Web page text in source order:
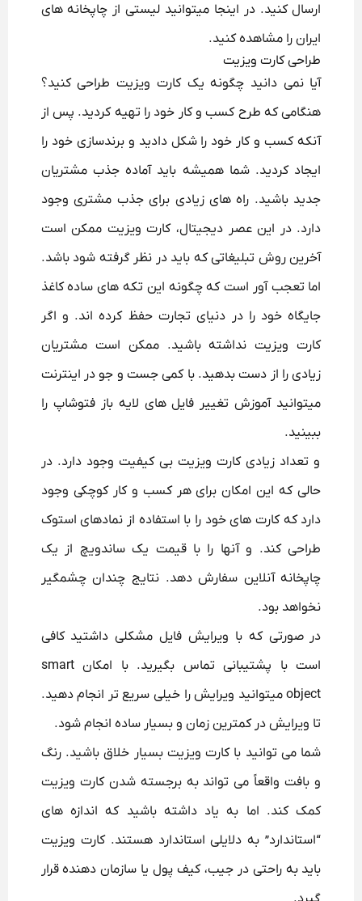
ارسال کنید. در اینجا میتوانید لیستی از چاپخانه های
ایران را مشاهده کنید.
طراحی کارت ویزیت
آیا نمی دانید چگونه یک کارت ویزیت طراحی کنید؟
هنگامی که طرح کسب و کار خود را تهیه کردید. پس از
آنکه کسب و کار خود را شکل دادید و برندسازی خود را
ایجاد کردید. شما همیشه باید آماده جذب مشتریان
جدید باشید. راه های زیادی برای جذب مشتری وجود
دارد. در این عصر دیجیتال، کارت ویزیت ممکن است
آخرین روش تبلیغاتی که باید در نظر گرفته شود باشد.
اما تعجب آور است که چگونه این تکه های ساده کاغذ
جایگاه خود را در دنیای تجارت حفظ کرده اند. و اگر
کارت ویزیت نداشته باشید. ممکن است مشتریان
زیادی را از دست بدهید. با کمی جست و جو در اینترنت
میتوانید آموزش تغییر فایل های لایه باز فتوشاپ را
ببینید.
و تعداد زیادی کارت ویزیت بی کیفیت وجود دارد. در
حالی که این امکان برای هر کسب و کار کوچکی وجود
دارد که کارت های خود را با استفاده از نمادهای استوک
طراحی کند. و آنها را با قیمت یک ساندویچ از یک
چاپخانه آنلاین سفارش دهد. نتایج چندان چشمگیر
نخواهد بود.
در صورتی که با ویرایش فایل مشکلی داشتید کافی
است با پشتیبانی تماس بگیرید. با امکان smart
object میتوانید ویرایش را خیلی سریع تر انجام دهید.
تا ویرایش در کمترین زمان و بسیار ساده انجام شود.
شما می توانید با کارت ویزیت بسیار خلاق باشید. رنگ
و بافت واقعاً می تواند به برجسته شدن کارت ویزیت
کمک کند. اما به یاد داشته باشید که اندازه های
“استاندارد” به دلایلی استاندارد هستند. کارت ویزیت
باید به راحتی در جیب، کیف پول یا سازمان دهنده قرار